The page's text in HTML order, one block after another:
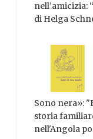
nell’amicizia:
di Helga
Sono nera»:
storia
nell'Angola